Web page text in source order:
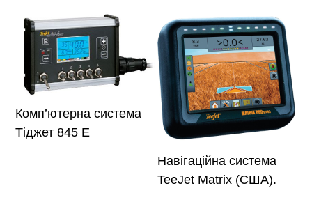
Комп’ютерна система
Тіджет 845 Е
Навігаційна система
TeeJet Matrix (США).